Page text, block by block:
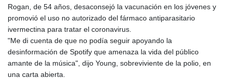
IDR 20582.920659
ILS 3.468274
IMP 0.859298
INR 110.065674
IQD 1514.334158
IRR
Rogan, de 54 años, desaconsejó la vacunación en los jóvenes y
promovió el uso no autorizado del fármaco antiparasitario
ivermectina para tratar el coronavirus.
"Me di cuenta de que no podía seguir apoyando la
desinformación de Spotify que amenaza la vida del público
amante de la música", dijo Young, sobreviviente de la polio, en
una carta abierta.